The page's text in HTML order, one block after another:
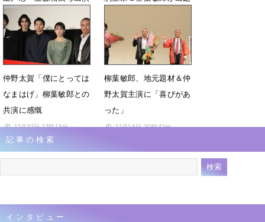
決定「毎日楽しい刺激」
8月22日 15時40分
仲野太賀「僕にとっては
なまはげ」柳葉敏郎との
共演に感慨
11月21日 17時13分
柳葉敏郎、地元題材＆仲
野太賀主演に「喜びがあ
った」
11月14日 20時41分
記事の検索
インタビュー